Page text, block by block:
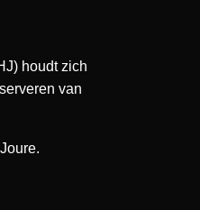
houdt zich
van